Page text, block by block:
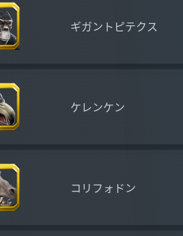
ギガントピテクス
ケレンケン
コリフォドン